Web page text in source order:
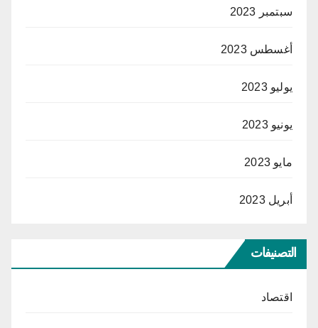
سبتمبر 2023
أغسطس 2023
يوليو 2023
يونيو 2023
مايو 2023
أبريل 2023
التصنيفات
اقتصاد